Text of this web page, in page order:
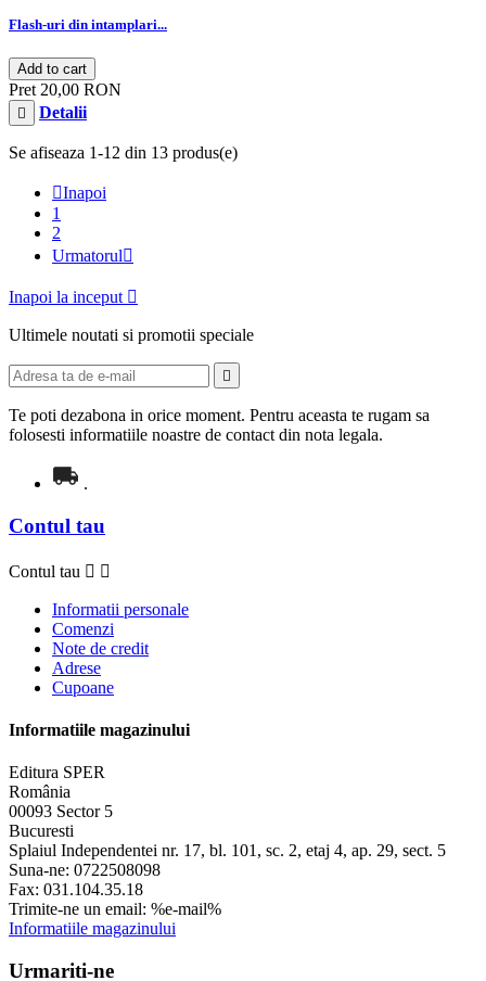
Flash-uri din intamplari...
Add to cart
Pret 20,00 RON
 Detalii
Se afiseaza 1-12 din 13 produs(e)
Inapoi
1
2
Urmatorul
Inapoi la inceput 
Ultimele noutati si promotii speciale

Te poti dezabona in orice moment. Pentru aceasta te rugam sa
folosesti informatiile noastre de contact din nota legala.
.
Contul tau
Contul tau  
Informatii personale
Comenzi
Note de credit
Adrese
Cupoane
Informatiile magazinului
Editura SPER
România
00093 Sector 5
Bucuresti
Splaiul Independentei nr. 17, bl. 101, sc. 2, etaj 4, ap. 29, sect. 5
Suna-ne: 0722508098
Fax: 031.104.35.18
Trimite-ne un email: %e-mail%
Informatiile magazinului
Urmariti-ne